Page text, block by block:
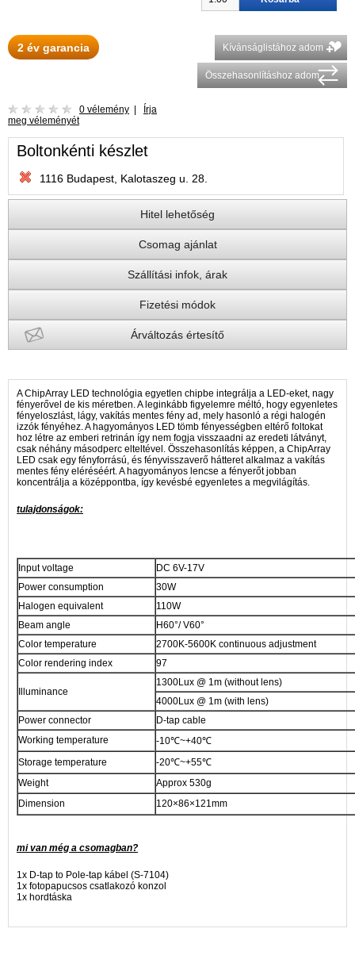
2 év garancia Kívánságlistához adom
Összehasonlításhoz adom
0 vélemény
Írja
meg véleményét
Boltonkénti készlet
1116 Budapest, Kalotaszeg u. 28.
Hitel lehetőség
Csomag ajánlat
Szállítási infok, árak
Fizetési módok
Árváltozás értesítő
A ChipArray LED technológia egyetlen chipbe integrálja a LED-eket, nagy
fényerővel de kis méretben. A leginkább figyelemre méltó, hogy egyenletes
fényeloszlást, lágy, vakítás mentes fény ad, mely hasonló a régi halogén
izzók fényéhez. A hagyományos LED tömb fényességben eltérő foltokat
hoz létre az emberi retrinán így nem fogja visszaadni az eredeti látványt,
csak néhány másodperc elteltével. Összehasonlítás képpen, a ChipArray
LED csak egy fényforrású, és fényvisszaverő hátteret alkalmaz a vakítás
mentes fény eléréséért. A hagyományos lencse a fényerőt jobban
koncentrálja a középpontba, így kevésbé egyenletes a megvilágítás.
tulajdonságok:
Input voltage
DC 6V-17V
Power consumption
30W
Halogen equivalent
110W
Beam angle
H60°/ V60°
Color temperature
2700K-5600K continuous adjustment
Color rendering index
97
Illuminance
1300Lux @ 1m (without lens)
4000Lux @ 1m (with lens)
Power connector
D-tap cable
Working temperature
-10℃~+40℃
Storage temperature
-20℃~+55℃
Weight
Approx 530g
Dimension
120×86×121mm
mi van még a csomagban?
1x D-tap to Pole-tap kábel (S-7104)
1x fotopapucsos csatlakozó konzol
1x hordtáska